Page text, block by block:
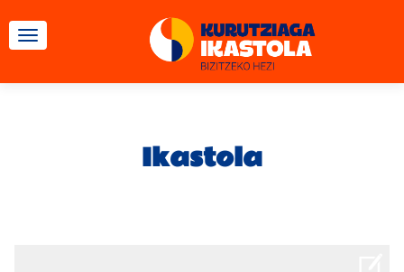
TOGGLE NAVIGATION
Ikastola